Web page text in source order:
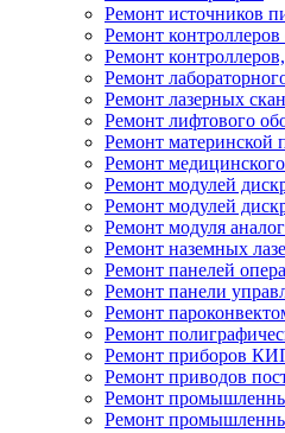
Ремонт источников
Ремонт контроллеров
Ремонт
Ремонт
Ремонт лазерных
Ремонт лифтового
Ремонт материнской
Ремонт
Ремонт модулей
Ремонт модулей
Ремонт модуля
Ремонт наземных
Ремонт панелей
Ремонт панели
Ремонт
Ремонт
Ремонт приборов
Ремонт приводов
Ремонт
Ремонт